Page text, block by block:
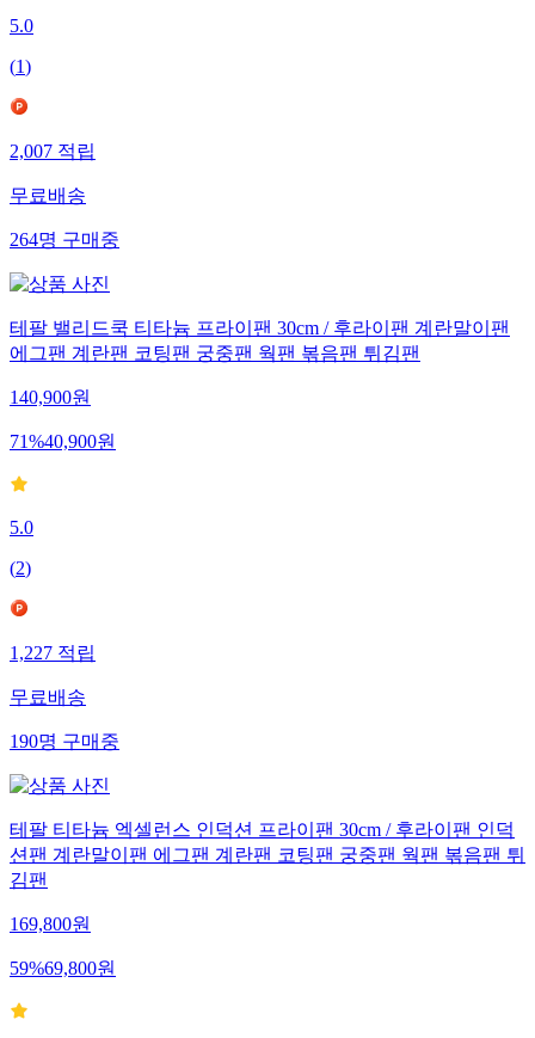
5.0
(1)
2,007적립
무료배송
264명구매중
테팔 밸리드쿡 티타늄 프라이팬 30cm / 후라이팬 계란말이팬
에그팬 계란팬 코팅팬 궁중팬 웍팬 볶음팬 튀김팬
140,900원
71%40,900원
5.0
(2)
1,227적립
무료배송
190명구매중
테팔 티타늄 엑셀런스 인덕션 프라이팬 30cm / 후라이팬 인덕
션팬 계란말이팬 에그팬 계란팬 코팅팬 궁중팬 웍팬 볶음팬 튀
김팬
169,800원
59%69,800원